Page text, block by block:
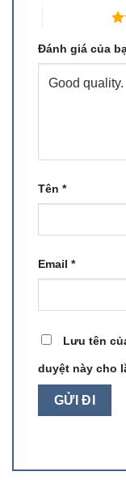
Đánh giá của
Tên *
Email *
Lưu tên
duyệt này cho